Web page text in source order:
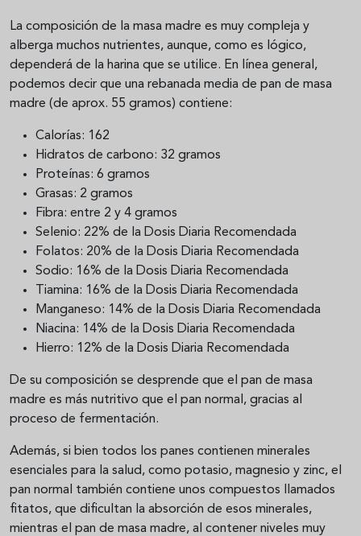
La composición de la masa madre es muy compleja y
alberga muchos nutrientes, aunque, como es lógico,
dependerá de la harina que se utilice. En línea general,
podemos decir que una rebanada media de pan de masa
madre (de aprox. 55 gramos) contiene:
Calorías: 162
Hidratos de carbono: 32 gramos
Proteínas: 6 gramos
Grasas: 2 gramos
Fibra: entre 2 y 4 gramos
Selenio: 22% de la Dosis Diaria Recomendada
Folatos: 20% de la Dosis Diaria Recomendada
Sodio: 16% de la Dosis Diaria Recomendada
Tiamina: 16% de la Dosis Diaria Recomendada
Manganeso: 14% de la Dosis Diaria Recomendada
Niacina: 14% de la Dosis Diaria Recomendada
Hierro: 12% de la Dosis Diaria Recomendada
De su composición se desprende que el pan de masa
madre es más nutritivo que el pan normal, gracias al
proceso de fermentación.
Además, si bien todos los panes contienen minerales
esenciales para la salud, como potasio, magnesio y zinc, el
pan normal también contiene unos compuestos llamados
fitatos, que dificultan la absorción de esos minerales,
mientras el pan de masa madre, al contener niveles muy